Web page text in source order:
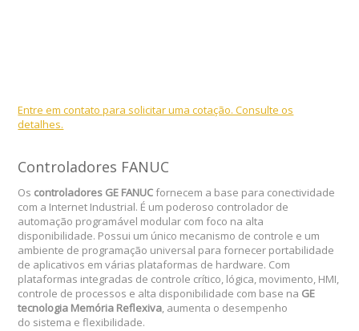
Entre em contato para solicitar uma cotação. Consulte os
detalhes.
Controladores FANUC
Os controladores GE FANUCfornecem a base para conectividade
com a Internet Industrial. É um poderoso controlador de
automação programável modular com foco na alta
disponibilidade. Possui um único mecanismo de controle e um
ambiente de programação universal para fornecer portabilidade
de aplicativos em várias plataformas de hardware. Com
plataformas integradas de controle crítico, lógica, movimento, HMI,
controle de processos e alta disponibilidade com base na GE
tecnologia Memória Reflexiva, aumenta o desempenho
do sistema e flexibilidade.